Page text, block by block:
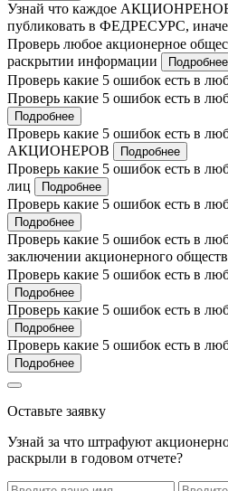
Узнай что каждое
публиковать в ФЕДРЕСУРС,
Проверь любое акционерное
раскрытии информации
Подробнее
Проверь какие 5 ошибок есть в
Проверь какие 5 ошибок есть в
Подробнее
Проверь какие 5 ошибок есть в
АКЦИОНЕРОВ
Подробнее
Проверь какие 5 ошибок есть в
лиц
Подробнее
Проверь какие 5 ошибок есть в
Подробнее
Проверь какие 5 ошибок есть в
заключении акционерного
Проверь какие 5 ошибок есть в
Подробнее
Проверь какие 5 ошибок есть в
Подробнее
Проверь какие 5 ошибок есть в
Подробнее
Оставьте заявку
Узнай за что штрафуют
раскрыли в годовом отчете?